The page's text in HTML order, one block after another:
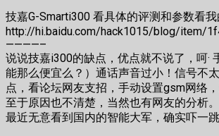
技嘉G-Smarti300 看具体的评测和参数看
http://hi.baidu.com/hack1015/blog/item/
————–
说说技嘉i300的缺点，优点就不说了，呵·
能那么便宜么？）通话声音过小！信号不
点，看论坛网友支招，手动设置gsm网络
至于原因也不清楚，当然也有网友的分析。
最近无意看到国内的智能大军，确实吓一跳